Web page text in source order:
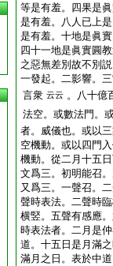
等是有羞。四果是
是有羞。八人已上
是有羞。十地是眞
四十一地是眞實圓
之惡無差別故不別
一發起。二影響。
言衆 云云 。八十億
法空。或數法門。
者。威儀也。或以
空機動。或以四門
機動。從二月十五
文爲三。初明能召
又爲三。一聲召。
聲時表法。二聲時
横竪。五聲有感應
時表法者。二月是
道。十五日是月滿
滿月之日。表於中